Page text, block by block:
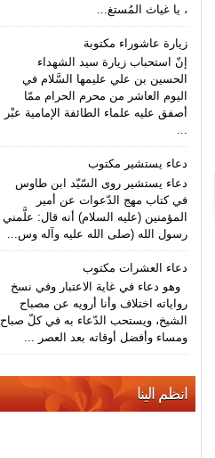
، يا غياث المُستغ...
زيارة عاشوراء مكتوبة
إنّ استحباب زيارة سيد الشهداء
الحسين بن علي عليمها السَّلام في
اليوم العاشر من محرم الحرام ممّا
أصفق عليه علماء الطائفة الإمامية عبْر
...
دعاء يستشير مكتوب
دعاء يستشير روى السّيّد ابن طاوس
في كتاب مهج الدّعوات عن أمير
المؤمنين (عليه السلام) أنه قال: علَّمني
رسول الله (صلى الله عليه وآله وس...
دعاء العشرات مكتوب
وهو دعاء في غاية الاعتبار وفي نسخ
رواياته اختلاف وأنا أرويه عن مصباح
الشيخ، ويستحب الدّعاء به في كلّ صباح
ومساء وأفضل أوقاته بعد العصر ...
انظم الينا